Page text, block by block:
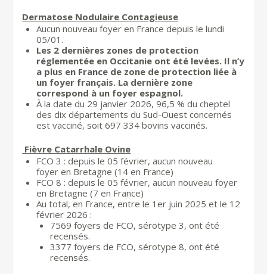
Dermatose Nodulaire Contagieuse
Aucun nouveau foyer en France depuis le lundi
05/01.
Les 2 dernières zones de protection
réglementée en Occitanie ont été levées. Il n’y
a plus en France de zone de protection liée à
un foyer français. La dernière zone
correspond à un foyer espagnol.
À la date du 29 janvier 2026, 96,5 % du cheptel
des dix départements du Sud-Ouest concernés
est vacciné, soit 697 334 bovins vaccinés.
Fièvre Catarrhale Ovine
FCO 3 : depuis le 05 février, aucun nouveau
foyer en Bretagne (14 en France)
FCO 8 : depuis le 05 février, aucun nouveau foyer
en Bretagne (7 en France)
Au total, en France, entre le 1er juin 2025 et le 12
février 2026 :
7569 foyers de FCO, sérotype 3, ont été
recensés.
3377 foyers de FCO, sérotype 8, ont été
recensés.